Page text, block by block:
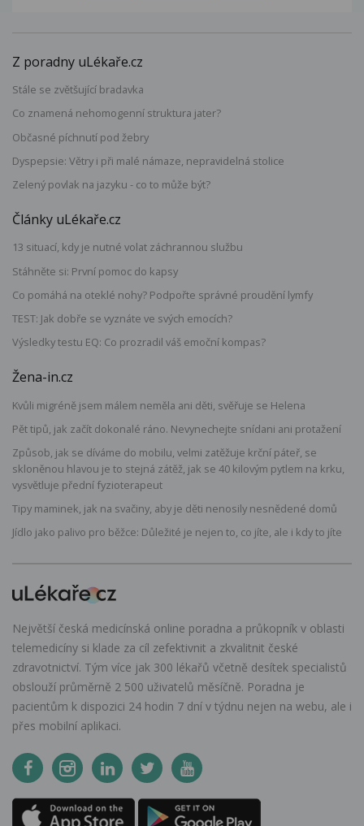
Z poradny uLékaře.cz
Stále se zvětšující bradavka
Co znamená nehomogenní struktura jater?
Občasné píchnutí pod žebry
Dyspepsie: Větry i při malé námaze, nepravidelná stolice
Zelený povlak na jazyku - co to může být?
Články uLékaře.cz
13 situací, kdy je nutné volat záchrannou službu
Stáhněte si: První pomoc do kapsy
Co pomáhá na oteklé nohy? Podpořte správné proudění lymfy
TEST: Jak dobře se vyznáte ve svých emocích?
Výsledky testu EQ: Co prozradil váš emoční kompas?
Žena-in.cz
Kvůli migréně jsem málem neměla ani děti, svěřuje se Helena
Pět tipů, jak začít dokonalé ráno. Nevynechejte snídani ani protažení
Způsob, jak se díváme do mobilu, velmi zatěžuje krční páteř, se
skloněnou hlavou je to stejná zátěž, jak se 40 kilovým pytlem na krku,
vysvětluje přední fyzioterapeut
Tipy maminek, jak na svačiny, aby je děti nenosily nesnědené domů
Jídlo jako palivo pro běžce: Důležité je nejen to, co jíte, ale i kdy to jíte
Největší česká medicínská online poradna a průkopník v oblasti
telemedicíny si klade za cíl zefektivnit a zkvalitnit české
zdravotnictví. Tým více jak 300 lékařů včetně desítek specialistů
obslouží průměrně 2 500 uživatelů měsíčně. Poradna je
pacientům k dispozici 24 hodin 7 dní v týdnu nejen na webu, ale i
přes mobilní aplikaci.